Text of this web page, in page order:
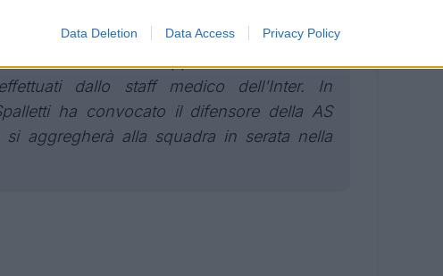
Data Deletion Data Access Privacy Policy
al polpaccio destro, il difensore
non idoneo a sostenere gli impegni
dallo staff medico dell'Inter. In
ha convocato il difensore della AS
aggregherà alla squadra in serata nella